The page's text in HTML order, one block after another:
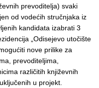
prevoditelja) svaki
od vodećih stručnjaka iz
kandidata izabrati 3
„Odisejevo utočište
nove prilike za
prevoditeljima,
različitih književnih
u projekt.